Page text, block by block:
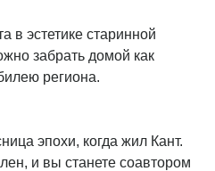
в эстетике старинной
забрать домой как
региона.
эпохи, когда жил Кант.
и вы станете соавтором